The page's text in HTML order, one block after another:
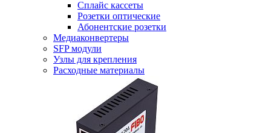
Сплайс кассеты
Розетки оптические
Абонентские розетки
Медиаконвертеры
SFP модули
Узлы для крепления
Расходные материалы